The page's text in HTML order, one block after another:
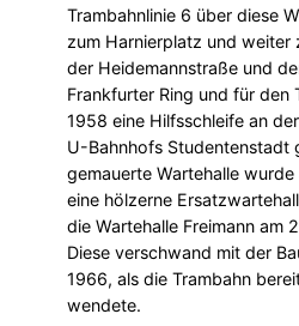
Trambahnlinie 6 über diese
zum Harnierplatz und weiter
der Heidemannstraße und
Frankfurter Ring und für den
1958 eine Hilfsschleife an
U-Bahnhofs Studentenstadt
gemauerte Wartehalle
eine hölzerne
die Wartehalle Freimann am
Diese verschwand mit der
1966, als die Trambahn
wendete.